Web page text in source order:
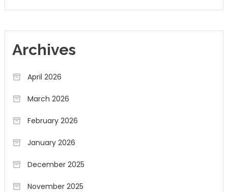
Archives
April 2026
March 2026
February 2026
January 2026
December 2025
November 2025